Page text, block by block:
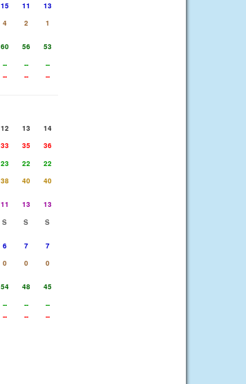
15 11
13
4 2
1
60 56
53
-- --
--
-- -- --
12 13
14
33 35
36
23 22
22
38 40
40
11 13
13
S S
S
6 7
7
0 0
0
54 48
45
-- --
--
-- -- --